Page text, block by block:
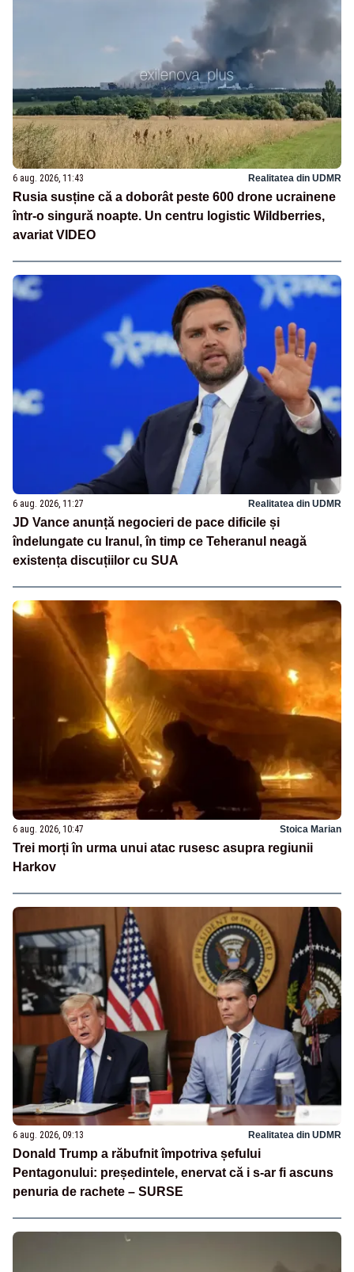
6 aug. 2026, 11:43 Realitatea din UDMR
Rusia susține că a doborât peste 600 drone ucrainene
într-o singură noapte. Un centru logistic Wildberries,
avariat VIDEO
6 aug. 2026, 11:27 Realitatea din UDMR
JD Vance anunță negocieri de pace dificile și
îndelungate cu Iranul, în timp ce Teheranul neagă
existența discuțiilor cu SUA
6 aug. 2026, 10:47 Stoica Marian
Trei morți în urma unui atac rusesc asupra regiunii
Harkov
6 aug. 2026, 09:13 Realitatea din UDMR
Donald Trump a răbufnit împotriva șefului
Pentagonului: președintele, enervat că i s-ar fi ascuns
penuria de rachete – SURSE